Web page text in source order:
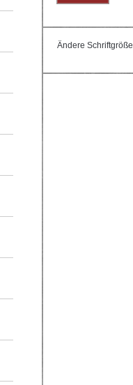
Ändere Schriftgröße